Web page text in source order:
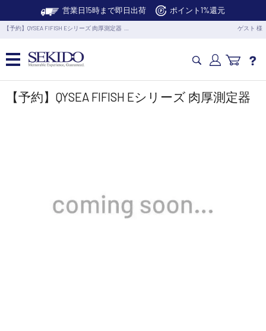
営業日15時まで即日出荷 ポイント1%還元
【予約】QYSEA FIFISH Eシリーズ 肉厚測定器 … ゲスト 様
カメラドローン・生活家電
水中ドローン(ROV)・水中スクーター
【予約】QYSEA FIFISH Eシリーズ 肉厚測定器